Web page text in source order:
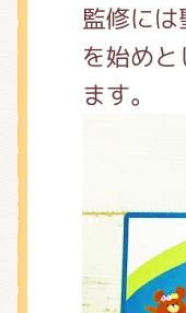
監修に
を始め
ます。